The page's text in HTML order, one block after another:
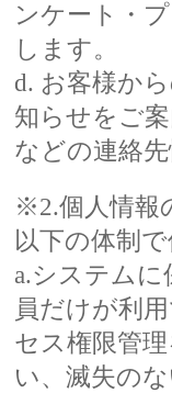
ンケート・
します。
d. お客様か
知らせをご
などの連絡先
※2.個人情報
以下の体制
a.システム
員だけが利
セス権限管
い、滅失の